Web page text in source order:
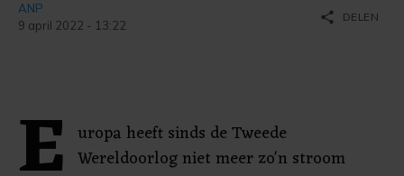
ANP
9 april 2022 - 13:22
share DELEN
uropa heeft sinds de Tweede
Wereldoorlog niet meer zo'n stroom